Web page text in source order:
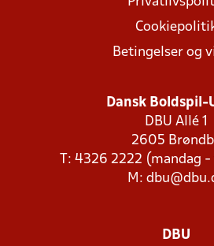
Betingelser og
Dansk Boldspil-
DBU Allé 1
2605
T: 4326 2222 (mandag
M:
DBU